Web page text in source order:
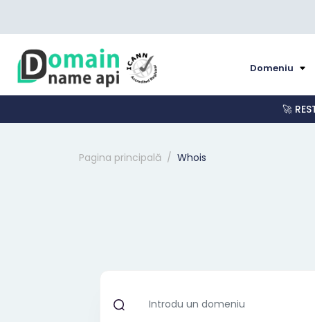
Domeniu
🚀
Pagina principală Whois